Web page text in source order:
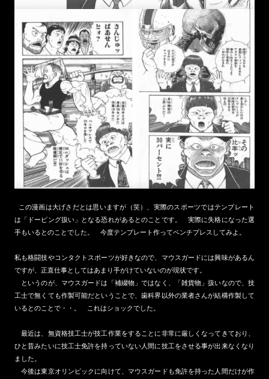
この漫画は大げさだとは思いますが（笑）、実際のスポーツではテンプレート
は「ドーピング扱い」となる恐れがあるとのことです。 実際に失格になった選
手もいるとのことでした。 今度テンプレート作ってベンチプレスしてみよ。
私も格闘技やコンタクトスポーツが好きなので、マウスガードには興味があるん
ですが、正直仕事としてはあまり手がけていないのが現状です。
というのが、マウスガードは「補綴物」ではなく、「雑貨物」扱いなので、技
工士で無くても作製可能だということで、歯科界以外の業者さんが結構作製して
いるとのことで・・。 これはショックでした。
最近は、無資格技工士が技工作業をすることに非常に厳しくなってきており、
ひと昔みたいに技工士免許を持っていない人間に技工をさせる事が出来なくなり
ました。
今後は東京オリンピックに向けて、マウスガードも免許を持った人間だけが作